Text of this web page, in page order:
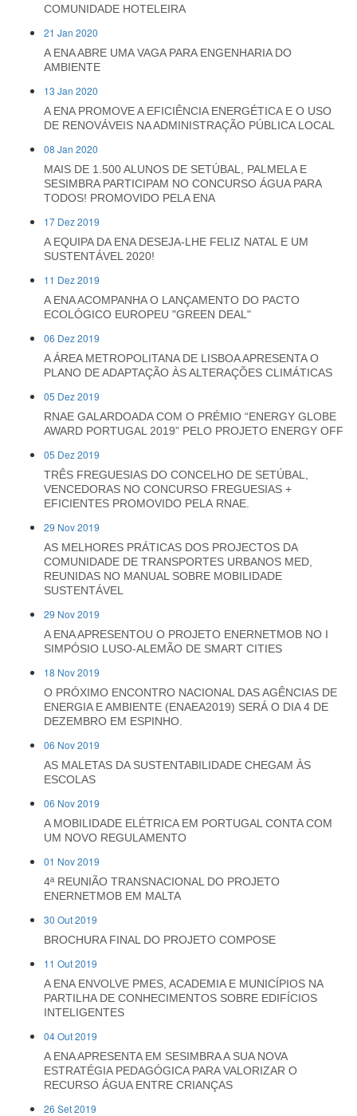
COMUNIDADE HOTELEIRA
21 Jan 2020
A ENA ABRE UMA VAGA PARA ENGENHARIA DO
AMBIENTE
13 Jan 2020
A ENA PROMOVE A EFICIÊNCIA ENERGÉTICA E O USO
DE RENOVÁVEIS NA ADMINISTRAÇÃO PÚBLICA LOCAL
08 Jan 2020
MAIS DE 1.500 ALUNOS DE SETÚBAL, PALMELA E
SESIMBRA PARTICIPAM NO CONCURSO ÁGUA PARA
TODOS! PROMOVIDO PELA ENA
17 Dez 2019
A EQUIPA DA ENA DESEJA-LHE FELIZ NATAL E UM
SUSTENTÁVEL 2020!
11 Dez 2019
A ENA ACOMPANHA O LANÇAMENTO DO PACTO
ECOLÓGICO EUROPEU "GREEN DEAL"
06 Dez 2019
A ÁREA METROPOLITANA DE LISBOA APRESENTA O
PLANO DE ADAPTAÇÃO ÀS ALTERAÇÕES CLIMÁTICAS
05 Dez 2019
RNAE GALARDOADA COM O PRÉMIO “ENERGY GLOBE
AWARD PORTUGAL 2019” PELO PROJETO ENERGY OFF
05 Dez 2019
TRÊS FREGUESIAS DO CONCELHO DE SETÚBAL,
VENCEDORAS NO CONCURSO FREGUESIAS +
EFICIENTES PROMOVIDO PELA RNAE.
29 Nov 2019
AS MELHORES PRÁTICAS DOS PROJECTOS DA
COMUNIDADE DE TRANSPORTES URBANOS MED,
REUNIDAS NO MANUAL SOBRE MOBILIDADE
SUSTENTÁVEL
29 Nov 2019
A ENA APRESENTOU O PROJETO ENERNETMOB NO I
SIMPÓSIO LUSO-ALEMÃO DE SMART CITIES
18 Nov 2019
O PRÓXIMO ENCONTRO NACIONAL DAS AGÊNCIAS DE
ENERGIA E AMBIENTE (ENAEA2019) SERÁ O DIA 4 DE
DEZEMBRO EM ESPINHO.
06 Nov 2019
AS MALETAS DA SUSTENTABILIDADE CHEGAM ÀS
ESCOLAS
06 Nov 2019
A MOBILIDADE ELÉTRICA EM PORTUGAL CONTA COM
UM NOVO REGULAMENTO
01 Nov 2019
4ª REUNIÃO TRANSNACIONAL DO PROJETO
ENERNETMOB EM MALTA
30 Out 2019
BROCHURA FINAL DO PROJETO COMPOSE
11 Out 2019
A ENA ENVOLVE PMES, ACADEMIA E MUNICÍPIOS NA
PARTILHA DE CONHECIMENTOS SOBRE EDIFÍCIOS
INTELIGENTES
04 Out 2019
A ENA APRESENTA EM SESIMBRA A SUA NOVA
ESTRATÉGIA PEDAGÓGICA PARA VALORIZAR O
RECURSO ÁGUA ENTRE CRIANÇAS
26 Set 2019